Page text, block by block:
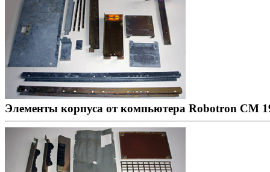
Элементы корпуса от компьютера Robotron CM